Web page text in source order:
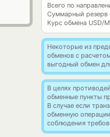
Всего по
Суммарный резерв
Курс обмена USD/
Некоторые из
обменов с
выгодный обмен
В целях
обменные пункты
В случае если
обменную
соблюдения